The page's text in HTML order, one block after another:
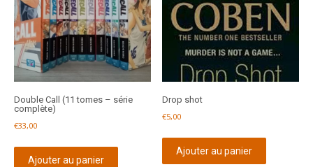
Double Call (11 tomes – série
complète)
€33,00
Ajouter au panier
Drop shot
€5,00
Ajouter au panier